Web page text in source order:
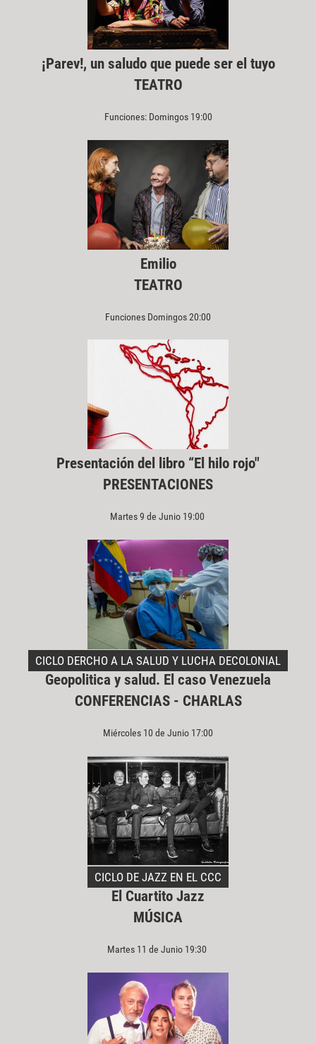
¡Parev!, un saludo que puede ser el tuyo
TEATRO
Funciones: Domingos 19:00
Emilio
TEATRO
Funciones Domingos 20:00
Presentación del libro “El hilo rojo"
PRESENTACIONES
Martes 9 de Junio 19:00
CICLO DERCHO A LA SALUD Y LUCHA DECOLONIAL
Geopolitica y salud. El caso Venezuela
CONFERENCIAS - CHARLAS
Miércoles 10 de Junio 17:00
CICLO DE JAZZ EN EL CCC
El Cuartito Jazz
MÚSICA
Martes 11 de Junio 19:30